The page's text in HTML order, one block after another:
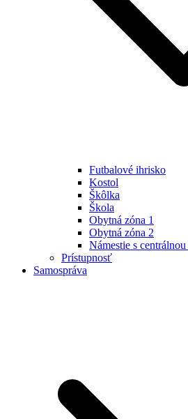
Futbalové ihrisko
Kostol
Škôlka
Škola
Obytná zóna 1
Obytná zóna 2
Námestie s
Prístupnosť
Samospráva